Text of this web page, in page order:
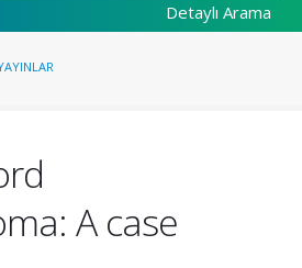
Detaylı Arama
A case